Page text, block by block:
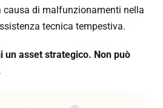
causa di malfunzionamenti nella
tecnica tempestiva.
un asset strategico. Non può